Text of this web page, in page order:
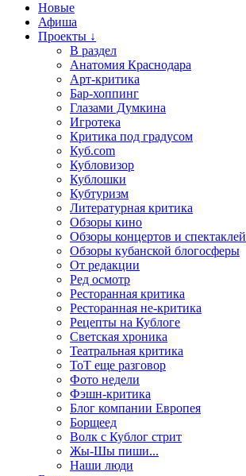
Новые
Афиша
Проекты ↓
В раздел
Анатомия Краснодара
Арт-критика
Бар-хоппинг
Глазами Думкина
Игротека
Критика под градусом
Куб.com
Кубловизор
Кублошки
Кубтуризм
Литературная критика
Обзоры кино
Обзоры концертов и спектаклей
Обзоры кубанской блогосферы
От редакции
Ред осмотр
Ресторанная критика
Ресторанная не-критика
Рецепты на Кублоге
Светская хроника
Театральная критика
ТоТ еще разговор
Фото недели
Фэшн-критика
Блог компании Европея
Борщеед
Волк с Кублог стрит
Жы-Шы пиши...
Наши люди